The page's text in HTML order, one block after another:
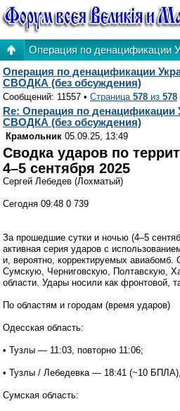
Операция по
Операция по денацификации
СВОДКА (без обсуждения)
Сообщений: 11557 • Страница 578 из 578
Re: Операция по
СВОДКА (без обсуждения)
Крамольник 05.09.25, 13:49
Сводка ударов по
4–5 сентября 2025
Сергей Лебедев (Лохматый)
Сегодня 09:48 0 739
За прошедшие сутки и ночью (4–5
активная серия ударов с
и, вероятно, корректируемых
Сумскую, Черниговскую, Полтавскую,
области. Удары носили как фронтовой,
По областям и городам (время ударов)
Одесская область:
• Тузлы — 11:03, повторно 11:06;
• Тузлы / Лебедевка — 18:41 (~10
Сумская область: